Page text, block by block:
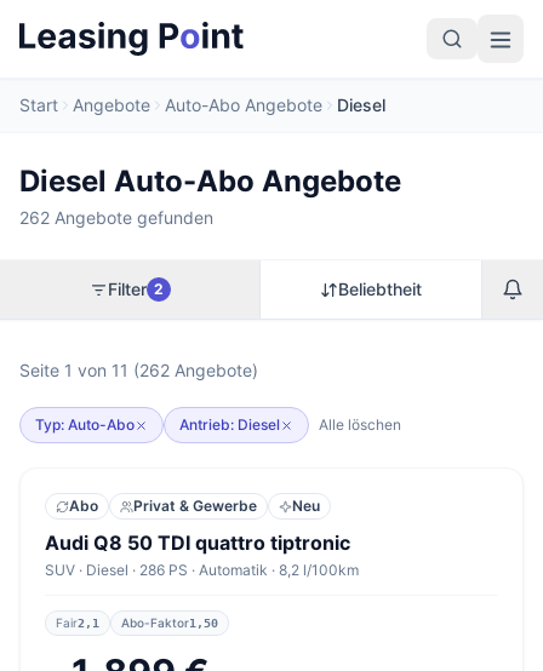
Start Angebote Auto-Abo Angebote Diesel
Diesel Auto-Abo Angebote
262 Angebote gefunden
Filter 2 Beliebtheit
Seite 1 von 11 (262 Angebote)
Typ: Auto-Abo Antrieb: Diesel Alle löschen
Abo Privat & Gewerbe Neu
Audi Q8 50 TDI quattro tiptronic
SUV · Diesel · 286 PS · Automatik · 8,2 l/100km
Fair2,1 Abo-Faktor1,50